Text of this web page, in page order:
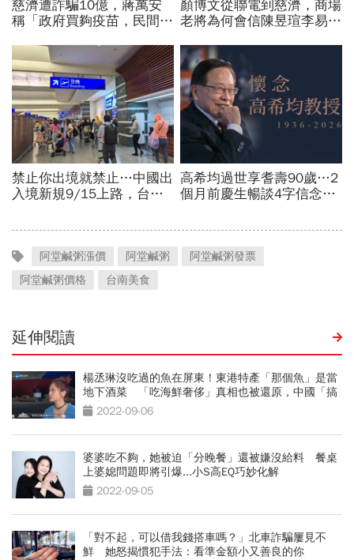
阿堂鹹粥漲價 阿堂鹹粥
阿堂鹹粥發票
阿堂鹹粥價格
台南美食
延伸閱讀
楊丞琳沒吃過的魚在屏東！東港特產「那個魚」是當
地下酒菜 「吃海鮮奢侈」真相也被還原，中國「搞
的鬼」
2022-09-06
婆婆吃不夠，她被迫「分晚餐」還被嫌沒給料 餐桌
上婆媳問題即將引爆...小S高EQ巧妙化解
2022-09-05
「對不起，可以借我錢搭車嗎？」北車詐騙屢見不
鮮 她怒揭慣犯手法：看準金額小又善良的你